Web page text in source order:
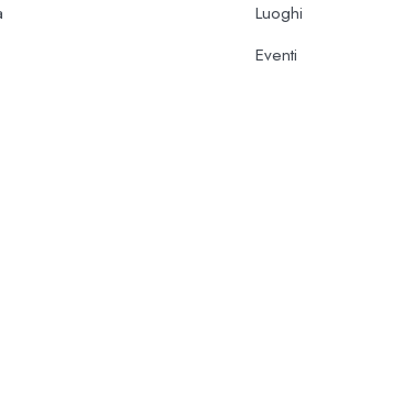
Luoghi
Eventi